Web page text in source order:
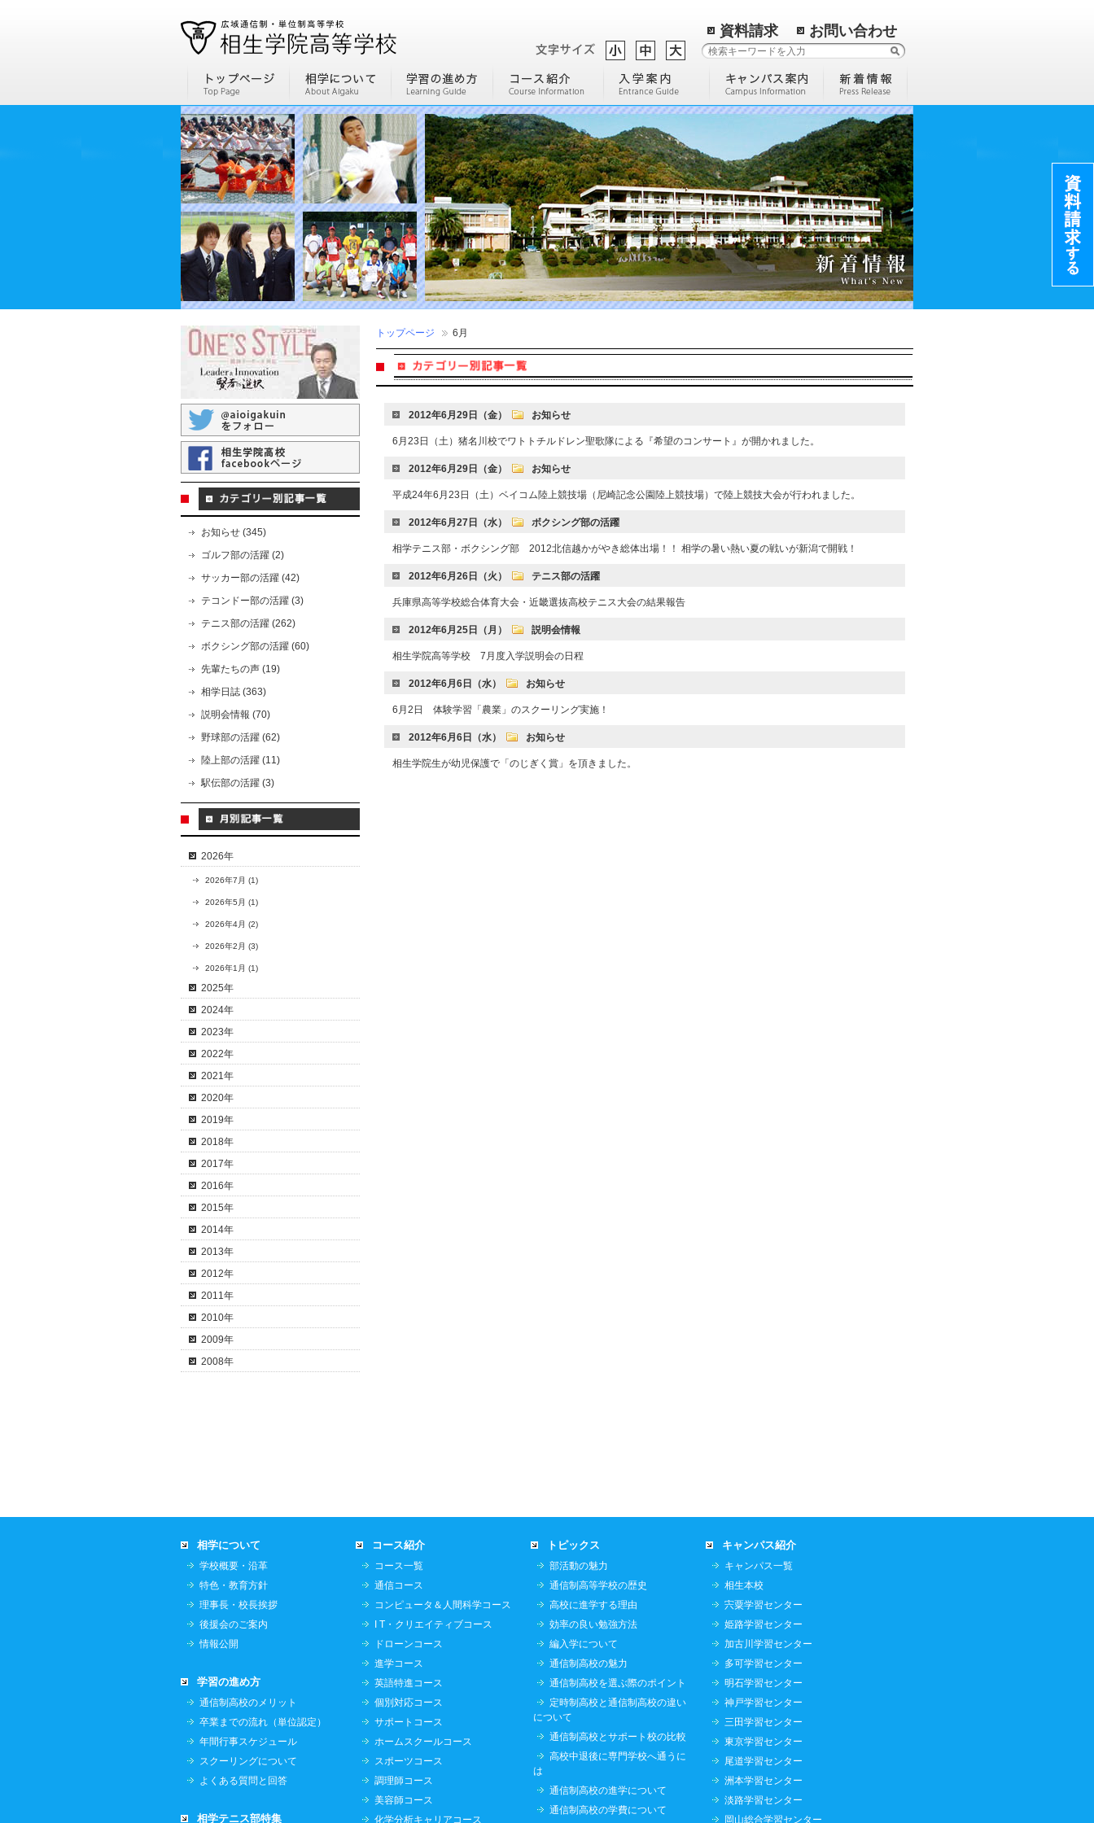
資料請求 お問い合わせ
トップページ 6月
2012年6月29日（金） お知らせ
6月23日（土）猪名川校でワトトチルドレン聖歌隊による『希望のコンサート』が開かれました。
2012年6月29日（金） お知らせ
平成24年6月23日（土）ベイコム陸上競技場（尼崎記念公園陸上競技場）で陸上競技大会が行われました。
2012年6月27日（水） ボクシング部の活躍
相学テニス部・ボクシング部 2012北信越かがやき総体出場！！ 相学の暑い熱い夏の戦いが新潟で開戦！
2012年6月26日（火） テニス部の活躍
兵庫県高等学校総合体育大会・近畿選抜高校テニス大会の結果報告
2012年6月25日（月） 説明会情報
相生学院高等学校 7月度入学説明会の日程
2012年6月6日（水） お知らせ
6月2日 体験学習「農業」のスクーリング実施！
2012年6月6日（水） お知らせ
相生学院生が幼児保護で「のじぎく賞」を頂きました。
お知らせ (345)
ゴルフ部の活躍 (2)
サッカー部の活躍 (42)
テコンドー部の活躍 (3)
テニス部の活躍 (262)
ボクシング部の活躍 (60)
先輩たちの声 (19)
相学日誌 (363)
説明会情報 (70)
野球部の活躍 (62)
陸上部の活躍 (11)
駅伝部の活躍 (3)
2026年
2026年7月 (1)
2026年5月 (1)
2026年4月 (2)
2026年2月 (3)
2026年1月 (1)
2025年
2024年
2023年
2022年
2021年
2020年
2019年
2018年
2017年
2016年
2015年
2014年
2013年
2012年
2011年
2010年
2009年
2008年
相学について
学校概要・沿革
特色・教育方針
理事長・校長挨拶
後援会のご案内
情報公開
学習の進め方
通信制高校のメリット
卒業までの流れ（単位認定）
年間行事スケジュール
スクーリングについて
よくある質問と回答
相学テニス部特集
コース紹介
コース一覧
通信コース
コンピュータ＆人間科学コース
I T・クリエイティブコース
ドローンコース
進学コース
英語特進コース
個別対応コース
サポートコース
ホームスクールコース
スポーツコース
調理師コース
美容師コース
化学分析キャリアコース
トピックス
部活動の魅力
通信制高等学校の歴史
高校に進学する理由
効率の良い勉強方法
編入学について
通信制高校の魅力
通信制高校を選ぶ際のポイント
定時制高校と通信制高校の違い
について
通信制高校とサポート校の比較
高校中退後に専門学校へ通うに
は
通信制高校の進学について
通信制高校の学費について
キャンパス紹介
キャンパス一覧
相生本校
宍粟学習センター
姫路学習センター
加古川学習センター
多可学習センター
明石学習センター
神戸学習センター
三田学習センター
東京学習センター
尾道学習センター
洲本学習センター
淡路学習センター
岡山総合学習センター